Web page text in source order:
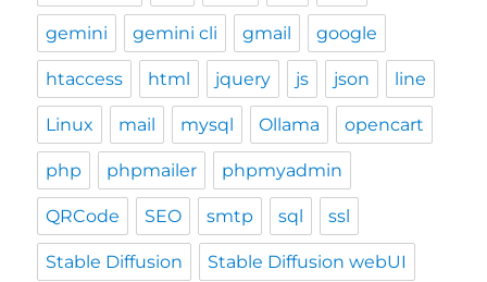
gemini gemini cli gmail google
htaccess html jquery js json line
Linux mail mysql Ollama opencart
php phpmailer phpmyadmin
QRCode SEO smtp sql ssl
Stable Diffusion Stable Diffusion webUI